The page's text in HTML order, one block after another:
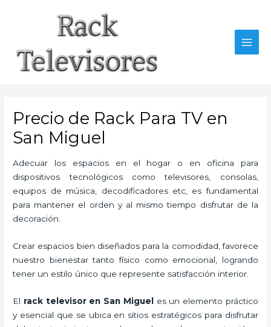
Precio de Rack Para TV en
San Miguel
Adecuar los espacios en el hogar o en oficina para
dispositivos tecnológicos como televisores, consolas,
equipos de música, decodificadores etc, es fundamental
para mantener el orden y al mismo tiempo disfrutar de la
decoración.
Crear espacios bien diseñados para la comodidad, favorece
nuestro bienestar tanto físico como emocional, logrando
tener un estilo único que represente satisfacción interior.
El rack televisor en San Miguel es un elemento práctico
y esencial que se ubica en sitios estratégicos para disfrutar